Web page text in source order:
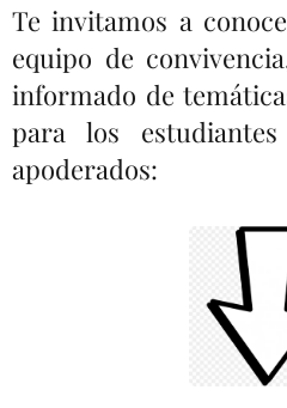
Te invitamos a
equipo de
informado de
para los
apoderados: